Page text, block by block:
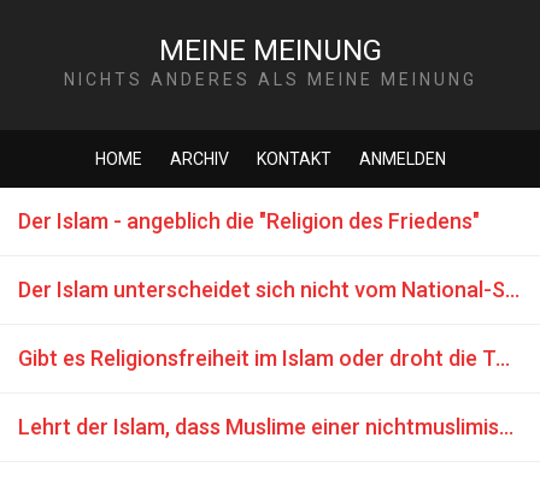
MEINE MEINUNG
NICHTS ANDERES ALS MEINE MEINUNG
HOME ARCHIV KONTAKT ANMELDEN
Der Islam - angeblich die "Religion des Friedens"
Der Islam unterscheidet sich nicht vom National-Sozialismus
Gibt es Religionsfreiheit im Islam oder droht die Todesstrafe für Abtrünnigkeit?
Lehrt der Islam, dass Muslime einer nichtmuslimischen Regierung gegenüber loyal sein sollten?